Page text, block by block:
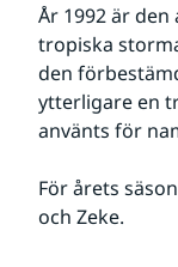
År 1992 är den
tropiska
den
ytterligare en
använts för
För årets
och Zeke.